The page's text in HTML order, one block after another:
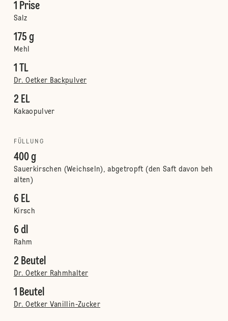
1 Prise
Salz
175 g
Mehl
1 TL
Dr. Oetker Backpulver
2 EL
Kakaopulver
FÜLLUNG
400 g
Sauerkirschen (Weichseln), abgetropft (den Saft davon beh
alten)
6 EL
Kirsch
6 dl
Rahm
2 Beutel
Dr. Oetker Rahmhalter
1 Beutel
Dr. Oetker Vanillin-Zucker